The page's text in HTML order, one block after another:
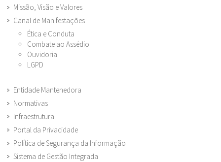
Missão, Visão e Valores
Canal de Manifestações
Ética e Conduta
Combate ao Assédio
Ouvidoria
LGPD
Entidade Mantenedora
Normativas
Infraestrutura
Portal da Privacidade
Política de Segurança da Informação
Sistema de Gestão Integrada